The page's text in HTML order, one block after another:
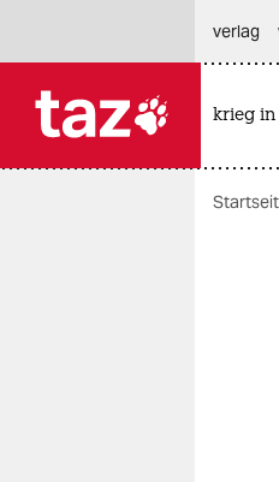
verlag
krieg in